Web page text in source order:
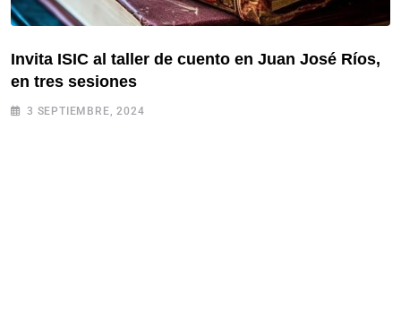
Invita ISIC al taller de cuento en Juan José Ríos,
en tres sesiones
3 SEPTIEMBRE, 2024